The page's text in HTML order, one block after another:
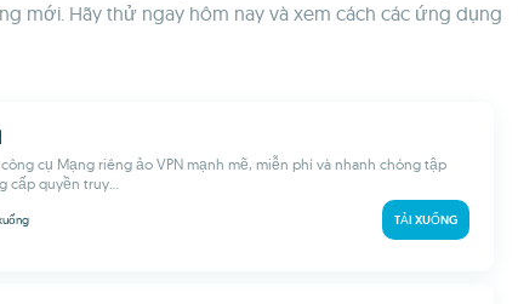
mới. Hãy thử ngay hôm nay và xem cách các ứng dụng
công cụ Mạng riêng ảo VPN mạnh mẽ, miễn phí và nhanh chóng tập
cấp quyền truy...
TẢI XUỐNG